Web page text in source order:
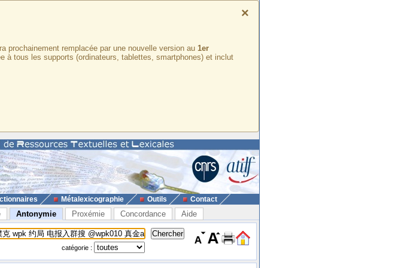
×
prochainement remplacée par une nouvelle version au 1er
à tous les supports (ordinateurs, tablettes, smartphones) et inclut
Métalexicographie Outils Contact
Antonymie Proxémie Concordance Aide
catégorie :